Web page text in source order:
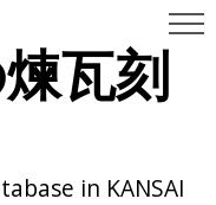
瓦刻
in KANSAI